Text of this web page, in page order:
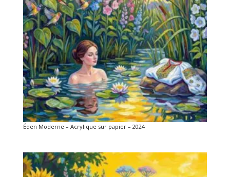
Éden Moderne – Acrylique sur papier – 2024